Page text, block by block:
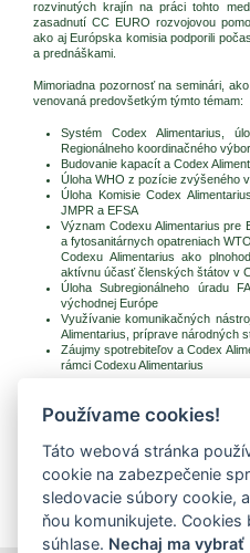
rozvinutých krajín na práci tohto
zasadnutí CC EURO rozvojovou
ako aj Európska komisia podporili
a prednáškami.
Mimoriadna pozornosť na seminári,
venovaná predovšetkým týmto témam:
Systém Codex Alimentarius,
Regionálneho koordinačného
Budovanie kapacít a Codex
Úloha WHO z pozície zvýšeného
Úloha Komisie Codex
JMPR a EFSA
Význam Codexu Alimentarius
a fytosanitárnych opatreniach
Codexu Alimentarius ako
aktívnu účasť členských štátov v
Úloha Subregionálneho úradu
východnej Európe
Využívanie komunikačných
Alimentarius, príprave národných
Záujmy spotrebiteľov a Codex
rámci Codexu Alimentarius
Na rokovaní CC EURO sa
medzinárodných organizácií, ako aj
EURO vysoko prevýšilo všetky
rozmer, poukazujúci výrazne na
potravinových noriem nadišiel čas
členov EÚ a celého radu ostatných
Používame cookies!
Táto webová stránka
cookie na zabezpečenie
sledovacie súbory cookie,
ňou komunikujete. Cookies
súhlase. Nechaj ma vybrať